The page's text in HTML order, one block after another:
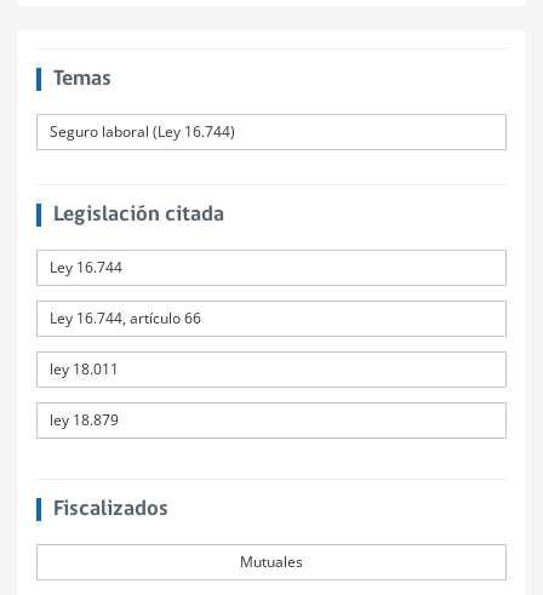
Temas
Seguro laboral (Ley 16.744)
Legislación citada
Ley 16.744
Ley 16.744, artículo 66
ley 18.011
ley 18.879
Fiscalizados
Mutuales